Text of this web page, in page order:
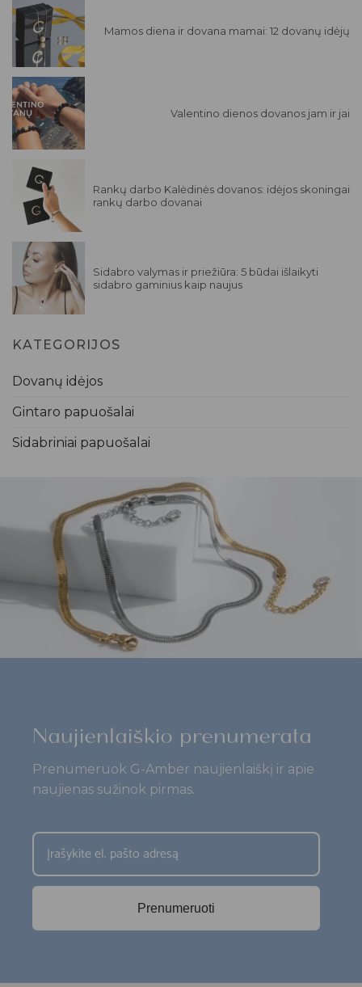
Mamos diena ir dovana mamai: 12 dovanų idėjų
Valentino dienos dovanos jam ir jai
Rankų darbo Kalėdinės dovanos: idėjos skoningai
rankų darbo dovanai
Sidabro valymas ir priežiūra: 5 būdai išlaikyti
sidabro gaminius kaip naujus
KATEGORIJOS
Dovanų idėjos
Gintaro papuošalai
Sidabriniai papuošalai
Naujienlaiškio prenumerata
Prenumeruok G-Amber naujienlaiškį ir apie
naujienas sužinok pirmas.
Prenumeruoti